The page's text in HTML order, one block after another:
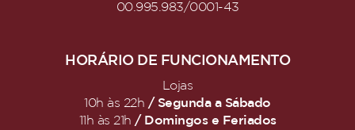
00.995.983/0001-43
HORÁRIO DE FUNCIONAMENTO
Lojas
10h às 22h / Segunda a Sábado
11h às 21h / Domingos e Feriados